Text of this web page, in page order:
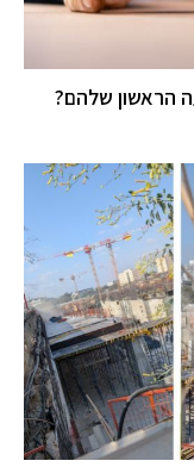
הראשון שלהם?